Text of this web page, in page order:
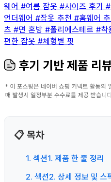
웨어 #여름 잠옷 #사이즈 후기
언더웨어 #잠옷 추천 #홈웨어
츠 #면 혼방 #폴리에스테르 #착
편한 잠옷 #체형별 핏
후기 기반 제품 리
📋 목차
1. 섹션1. 제품 한 줄 정리
2. 섹션2. 상세 정보 및 스